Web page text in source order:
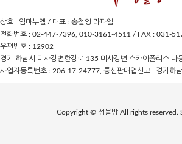
상호 : 임마누엘 / 대표 : 송철영 라파엘
전화번호 : 02-447-7396, 010-3161-4511 / FAX : 031-
우편번호 : 12902
경기 하남시 미사강변한강로 135 미사강변 스카이폴리스 나
사업자등록번호 : 206-17-24777, 통신판매업신고 : 경기하
Copyright © 성물방 All rights reserved.